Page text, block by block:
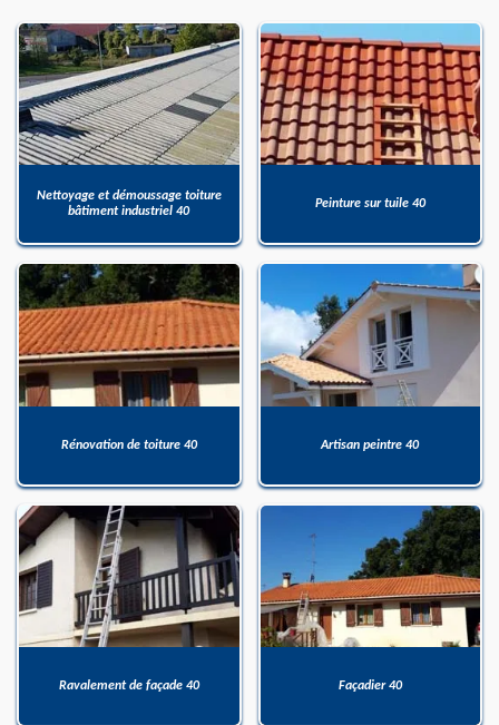
Nettoyage et démoussage toiture
bâtiment industriel 40
Peinture sur tuile 40
Rénovation de toiture 40 Artisan peintre 40
Ravalement de façade 40 Façadier 40